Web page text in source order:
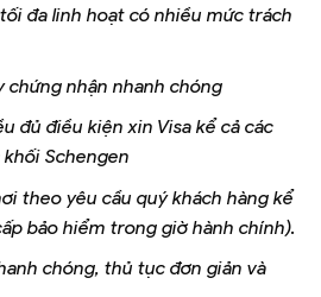
đa linh hoạt có nhiều mức trách
chứng nhận nhanh chóng
đủ điều kiện xin Visa kể cả các
Schengen
theo yêu cầu quý khách hàng kể
bảo hiểm trong giờ hành chính).
chóng, thủ tục đơn giản và